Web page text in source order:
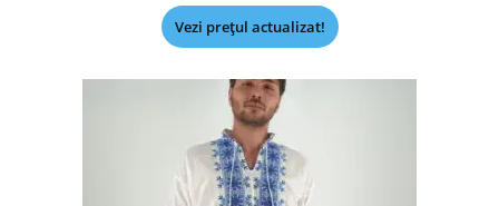
Vezi prețul actualizat!